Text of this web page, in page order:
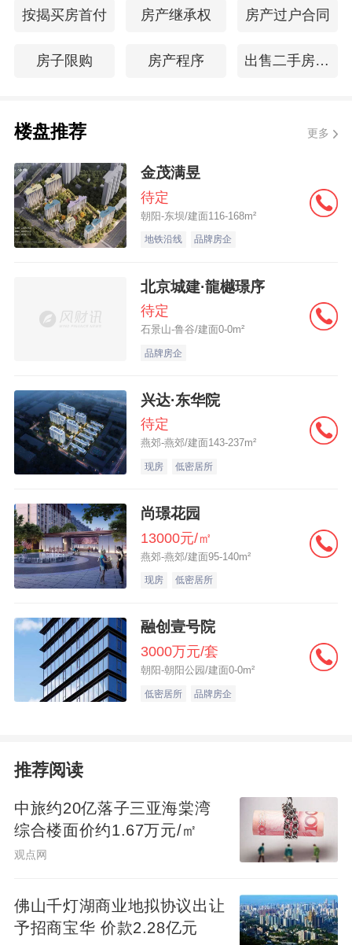
按揭买房首付 房产继承权 房产过户合同
房子限购 房产程序 出售二手房流程
楼盘推荐 更多
金茂满昱
待定
朝阳-东坝/建面116-168m²
地铁沿线 品牌房企
北京城建·龍樾璟序
待定
石景山-鲁谷/建面0-0m²
品牌房企
兴达·东华院
待定
燕郊-燕郊/建面143-237m²
现房 低密居所
尚璟花园
13000元/㎡
燕郊-燕郊/建面95-140m²
现房 低密居所
融创壹号院
3000万元/套
朝阳-朝阳公园/建面0-0m²
低密居所 品牌房企
推荐阅读
中旅约20亿落子三亚海棠湾
综合楼面价约1.67万元/㎡
观点网
佛山千灯湖商业地拟协议出让
予招商宝华 价款2.28亿元